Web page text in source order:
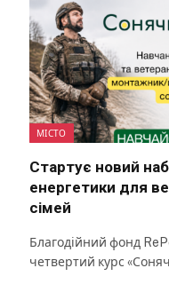
МІСТО
Стартує новий
енергетики для
сімей
Благодійний фонд
четвертий курс